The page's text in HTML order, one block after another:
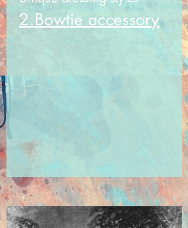
2.Bowtie accessory